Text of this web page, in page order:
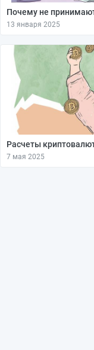
Почему не
13 января 2025
Расчеты
7 мая 2025